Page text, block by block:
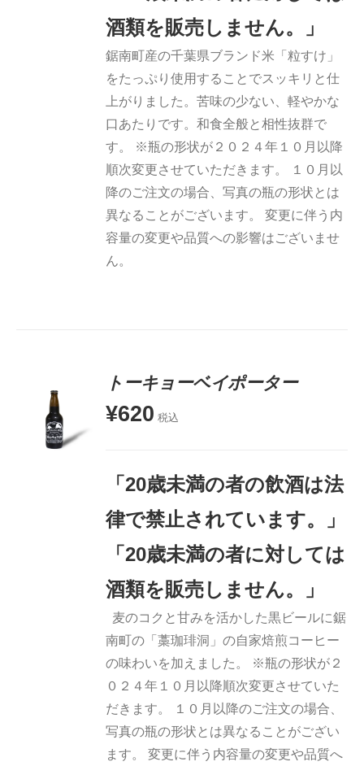
酒類を販売しません。」
鋸南町産の千葉県ブランド米「粒すけ」
をたっぷり使用することでスッキリと仕
上がりました。苦味の少ない、軽やかな
口あたりです。和食全般と相性抜群で
す。 ※瓶の形状が２０２４年１０月以降
順次変更させていただきます。 １０月以
降のご注文の場合、写真の瓶の形状とは
異なることがございます。 変更に伴う内
容量の変更や品質への影響はございませ
ん。
お買い物
トーキョーベイポーター
¥620 税込
「20歳未満の者の飲酒は法
律で禁止されています。」
「20歳未満の者に対しては
酒類を販売しません。」
麦のコクと甘みを活かした黒ビールに鋸
南町の「藁珈琲洞」の自家焙煎コーヒー
の味わいを加えました。 ※瓶の形状が２
０２４年１０月以降順次変更させていた
だきます。 １０月以降のご注文の場合、
写真の瓶の形状とは異なることがござい
ます。 変更に伴う内容量の変更や品質へ